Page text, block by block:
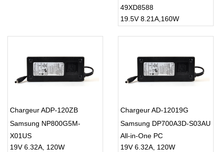
49XD8588
19.5V 8.21A,160W
Chargeur ADP-120ZB
Samsung NP800G5M-
X01US
19V 6.32A, 120W
Chargeur AD-12019G
Samsung DP700A3D-S03AU
All-in-One PC
19V 6.32A, 120W